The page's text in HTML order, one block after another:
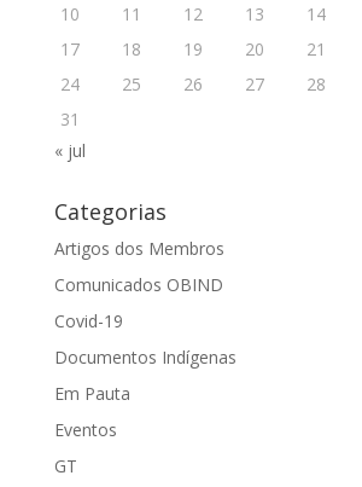
10
11 12 13 14
17
18 19 20 21
24
25 26 27 28
31
« jul
Categorias
Artigos dos Membros
Comunicados OBIND
Covid-19
Documentos Indígenas
Em Pauta
Eventos
GT